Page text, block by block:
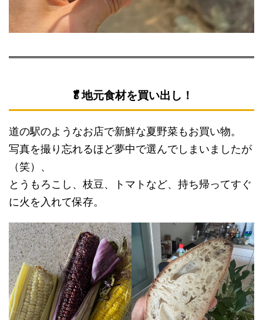
🥬地元食材を買い出し！
道の駅のようなお店で新鮮な夏野菜もお買い物。
写真を撮り忘れるほど夢中で選んでしまいましたが
（笑）、
とうもろこし、枝豆、トマトなど、持ち帰ってすぐ
に火を入れて保存。